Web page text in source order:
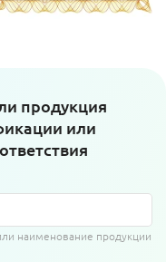
продукция
или
наименование продукции